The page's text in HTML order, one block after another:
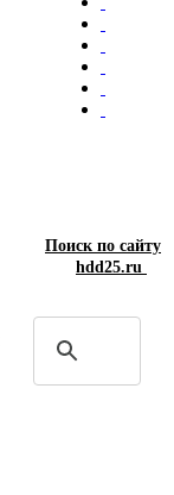
Поиск по сайту
hdd25.ru